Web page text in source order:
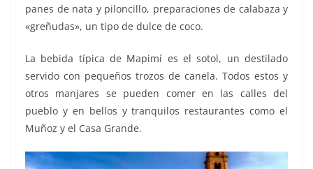
panes de nata y piloncillo, preparaciones de calabaza y
«greñudas», un tipo de dulce de coco.
La bebida típica de Mapimí es el sotol, un destilado
servido con pequeños trozos de canela. Todos estos y
otros manjares se pueden comer en las calles del
pueblo y en bellos y tranquilos restaurantes como el
Muñoz y el Casa Grande.